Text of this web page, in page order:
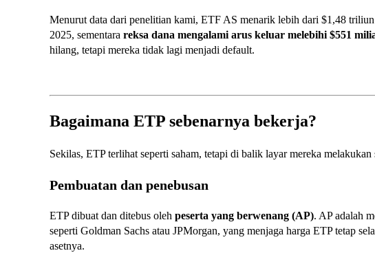
Menurut data dari penelitian kami, ETF AS menarik lebih dari $1,48 triliun
2025, sementara reksa dana mengalami arus keluar melebihi $551
hilang, tetapi mereka tidak lagi menjadi default.
Bagaimana ETP sebenarnya bekerja?
Sekilas, ETP terlihat seperti saham, tetapi di balik layar mereka
Pembuatan dan penebusan
ETP dibuat dan ditebus oleh peserta yang berwenang (AP). AP adalah
seperti Goldman Sachs atau JPMorgan, yang menjaga harga ETP tetap
asetnya.